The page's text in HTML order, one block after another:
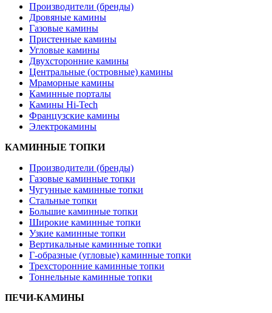
Производители (бренды)
Дровяные камины
Газовые камины
Пристенные камины
Угловые камины
Двухсторонние камины
Центральные (островные) камины
Мраморные камины
Каминные порталы
Камины Hi-Tech
Французские камины
Электрокамины
КАМИННЫЕ ТОПКИ
Производители (бренды)
Газовые каминные топки
Чугунные каминные топки
Стальные топки
Большие каминные топки
Широкие каминные топки
Узкие каминные топки
Вертикальные каминные топки
Г-образные (угловые) каминные топки
Трехсторонние каминные топки
Тоннельные каминные топки
ПЕЧИ-КАМИНЫ